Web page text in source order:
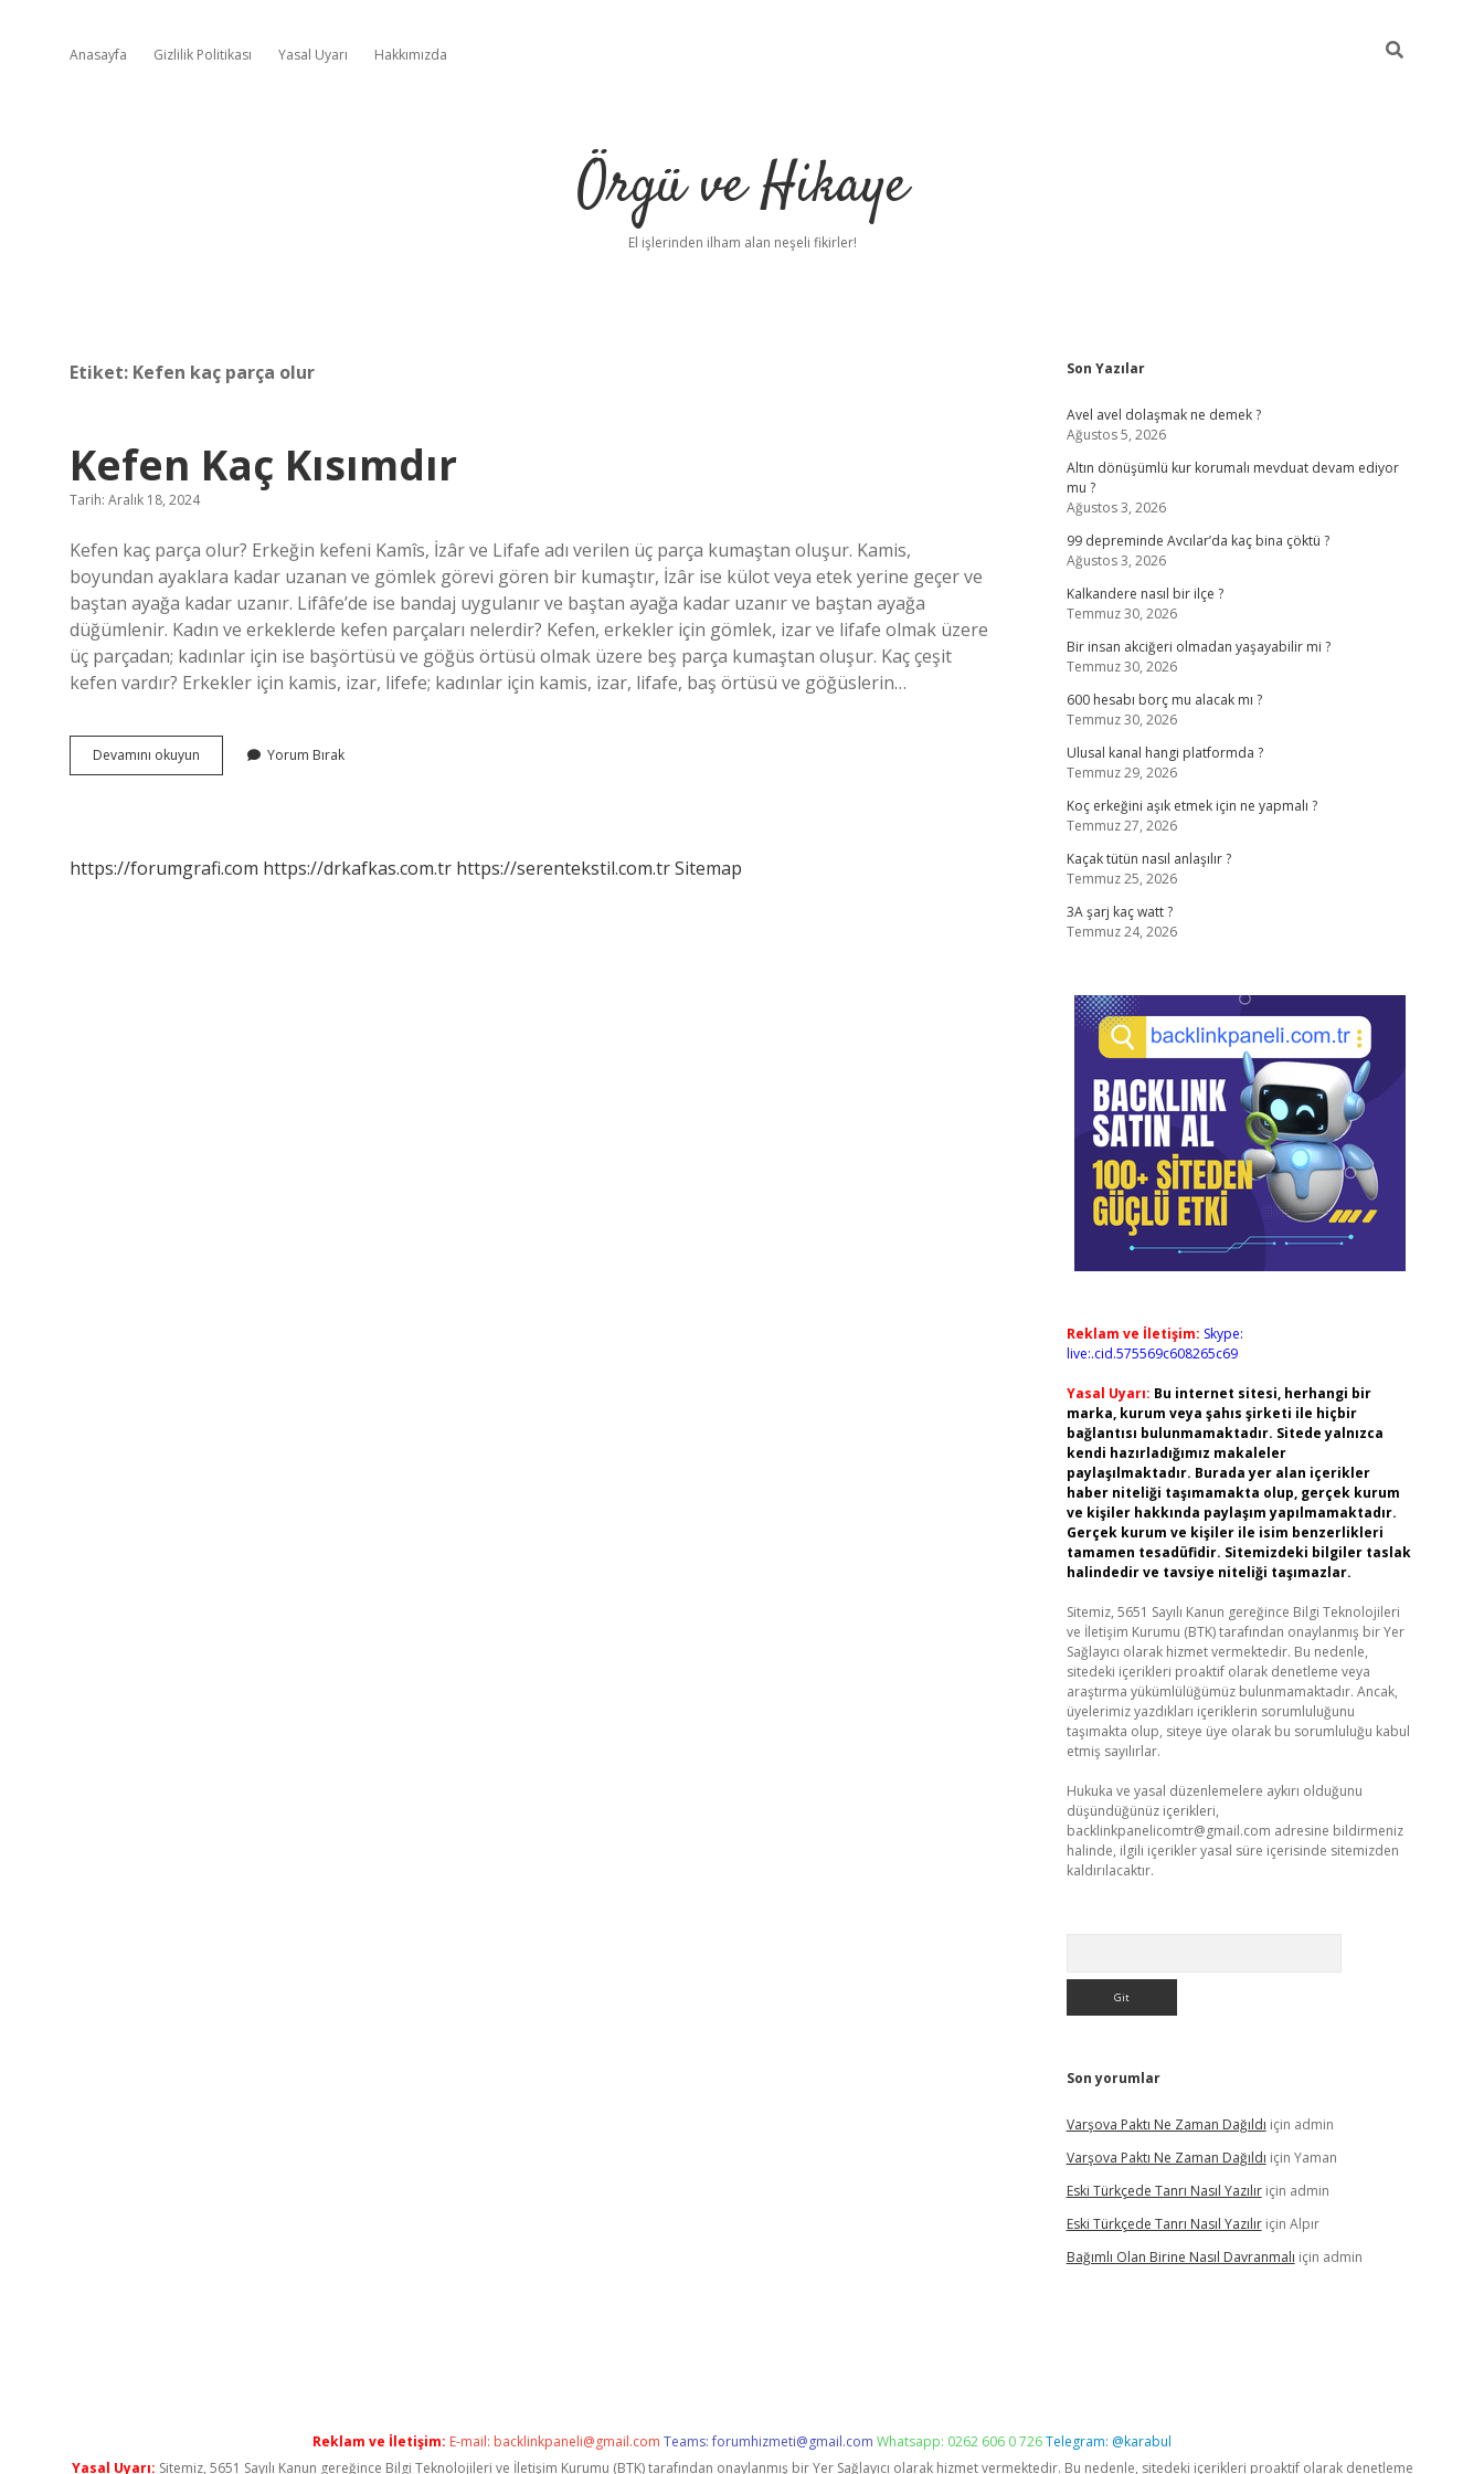
Anasayfa Gizlilik Politikası Yasal Uyarı Hakkımızda
Örgü ve Hikaye
El işlerinden ilham alan neşeli fikirler!
Etiket: Kefen kaç parça olur
Kefen Kaç Kısımdır
Tarih: Aralık 18, 2024
Kefen kaç parça olur? Erkeğin kefeni Kamîs, İzâr ve Lifafe adı verilen üç parça kumaştan oluşur. Kamis,
boyundan ayaklara kadar uzanan ve gömlek görevi gören bir kumaştır, İzâr ise külot veya etek yerine geçer ve
baştan ayağa kadar uzanır. Lifâfe’de ise bandaj uygulanır ve baştan ayağa kadar uzanır ve baştan ayağa
düğümlenir. Kadın ve erkeklerde kefen parçaları nelerdir? Kefen, erkekler için gömlek, izar ve lifafe olmak üzere
üç parçadan; kadınlar için ise başörtüsü ve göğüs örtüsü olmak üzere beş parça kumaştan oluşur. Kaç çeşit
kefen vardır? Erkekler için kamis, izar, lifefe; kadınlar için kamis, izar, lifafe, baş örtüsü ve göğüslerin…
Devamını okuyun
Kaç
Yorum Bırak
https://forumgrafi.com https://drkafkas.com.tr https://serentekstil.com.trSitemap
Sidebar
Son Yazılar
Avel avel dolaşmak ne demek ?
Ağustos 5, 2026
Altın dönüşümlü kur korumalı mevduat devam ediyor
mu ?
Ağustos 3, 2026
99 depreminde Avcılar’da kaç bina çöktü ?
Ağustos 3, 2026
Kalkandere nasıl bir ilçe ?
Temmuz 30, 2026
Bir insan akciğeri olmadan yaşayabilir mi ?
Temmuz 30, 2026
600 hesabı borç mu alacak mı ?
Temmuz 30, 2026
Ulusal kanal hangi platformda ?
Temmuz 29, 2026
Koç erkeğini aşık etmek için ne yapmalı ?
Temmuz 27, 2026
Kaçak tütün nasıl anlaşılır ?
Temmuz 25, 2026
3A şarj kaç watt ?
Temmuz 24, 2026
Reklam ve İletişim: Skype:
live:.cid.575569c608265c69
Yasal Uyarı: Bu internet sitesi, herhangi bir
marka, kurum veya şahıs şirketi ile hiçbir
bağlantısı bulunmamaktadır. Sitede yalnızca
kendi hazırladığımız makaleler
paylaşılmaktadır. Burada yer alan içerikler
haber niteliği taşımamakta olup, gerçek kurum
ve kişiler hakkında paylaşım yapılmamaktadır.
Gerçek kurum ve kişiler ile isim benzerlikleri
tamamen tesadüfidir. Sitemizdeki bilgiler taslak
halindedir ve tavsiye niteliği taşımazlar.
Sitemiz, 5651 Sayılı Kanun gereğince Bilgi Teknolojileri
ve İletişim Kurumu (BTK) tarafından onaylanmış bir Yer
Sağlayıcı olarak hizmet vermektedir. Bu nedenle,
sitedeki içerikleri proaktif olarak denetleme veya
araştırma yükümlülüğümüz bulunmamaktadır. Ancak,
üyelerimiz yazdıkları içeriklerin sorumluluğunu
taşımakta olup, siteye üye olarak bu sorumluluğu kabul
etmiş sayılırlar.
Hukuka ve yasal düzenlemelere aykırı olduğunu
düşündüğünüz içerikleri,
backlinkpanelicomtr@gmail.com adresine bildirmeniz
halinde, ilgili içerikler yasal süre içerisinde sitemizden
kaldırılacaktır.
Son yorumlar
Varşova Paktı Ne Zaman Dağıldı için admin
Varşova Paktı Ne Zaman Dağıldı için Yaman
Eski Türkçede Tanrı Nasıl Yazılıriçin admin
Eski Türkçede Tanrı Nasıl Yazılıriçin Alpır
Bağımlı Olan Birine Nasıl Davranmalı için admin
Reklam ve İletişim: E-mail: backlinkpaneli@gmail.com Teams:forumhizmeti@gmail.com Whatsapp: 0262 606 0 726Telegram: @karabul
Yasal Uyarı: Sitemiz, 5651 Sayılı Kanun gereğince Bilgi Teknolojileri ve İletişim Kurumu (BTK) tarafından onaylanmış bir Yer Sağlayıcı olarak hizmet vermektedir. Bu nedenle, sitedeki içerikleri proaktif olarak denetleme